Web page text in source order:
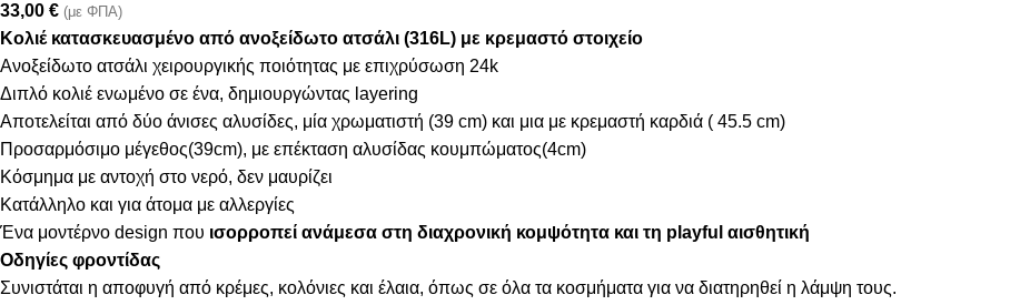
33,00 € (με ΦΠΑ)
Kολιέ κατασκευασμένο από ανοξείδωτο ατσάλι (316L) με κρεμαστό στοιχείο
Ανοξείδωτο ατσάλι χειρουργικής ποιότητας με επιχρύσωση 24k
Διπλό κολιέ ενωμένο σε ένα, δημιουργώντας layering
Αποτελείται από δύο άνισες αλυσίδες, μία χρωματιστή (39 cm) και μια με κρεμαστή καρδιά ( 45.5 cm)
Προσαρμόσιμο μέγεθος(39cm), με επέκταση αλυσίδας κουμπώματος(4cm)
Κόσμημα με αντοχή στο νερό, δεν μαυρίζει
Κατάλληλο και για άτομα με αλλεργίες
Ένα μοντέρνο design που ισορροπεί ανάμεσα στη διαχρονική κομψότητα και τη playful αισθητική
Οδηγίες φροντίδας
Συνιστάται η αποφυγή από κρέμες, κολόνιες και έλαια, όπως σε όλα τα κοσμήματα για να διατηρηθεί η λάμψη τους.